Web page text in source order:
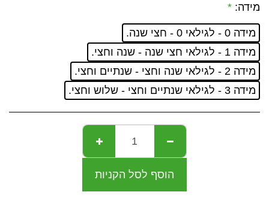
מידה: *
מידה 0 - לגילאי 0 - חצי שנה.
מידה 1 - לגילאי חצי שנה - שנה וחצי.
מידה 2 - לגילאי שנה וחצי - שנתיים וחצי.
מידה 3 - לגילאי שנתיים וחצי - שלוש וחצי.
הוסף לסל הקניות